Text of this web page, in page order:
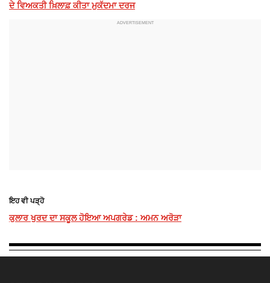
ਦੇ ਵਿਅਕਤੀ ਖ਼ਿਲਾਫ਼ ਕੀਤਾ ਮੁਕੱਦਮਾ ਦਰਜ
ਇਹ ਵੀ ਪੜ੍ਹੋ
ਕੁਲਾਰ ਖੁਰਦ ਦਾ ਸਕੂਲ ਹੋਇਆ ਅਪਗਰੇਡ : ਅਮਨ ਅਰੋੜਾ